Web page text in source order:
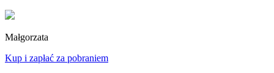
Małgorzata
Kup i zapłać za pobraniem